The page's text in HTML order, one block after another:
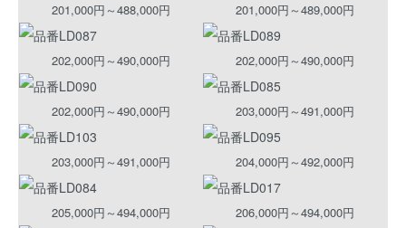
201,000円～488,000円 201,000円～489,000円
202,000円～490,000円 202,000円～490,000円
202,000円～490,000円 203,000円～491,000円
203,000円～491,000円 204,000円～492,000円
205,000円～494,000円 206,000円～494,000円